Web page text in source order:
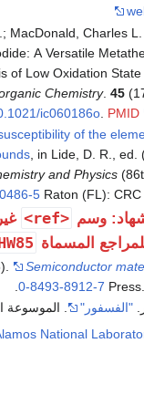
MacDonald, Charles L.
Reagent
of Low Oxidation
Chemistry.45
ic060186o PMID
of the
, in Lide, D. R.,
and Physics
Raton (FL): CRC
5
وسم <ref>
المسماة
Semiconductor
0-8493-8912-7
.
"الفسفور"
. الموسوعة
National